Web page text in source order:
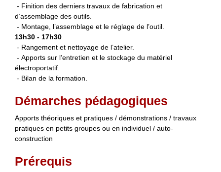
- Finition des derniers travaux de fabrication et
d’assemblage des outils.
- Montage, l’assemblage et le réglage de l’outil.
13h30 - 17h30
- Rangement et nettoyage de l’atelier.
- Apports sur l’entretien et le stockage du matériel
électroportatif.
- Bilan de la formation.
Démarches pédagogiques
Apports théoriques et pratiques / démonstrations / travaux
pratiques en petits groupes ou en individuel / auto-
construction
Prérequis